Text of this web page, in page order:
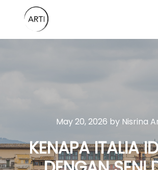
May 20, 2026 by Nisrina
KENAPA ITALIA